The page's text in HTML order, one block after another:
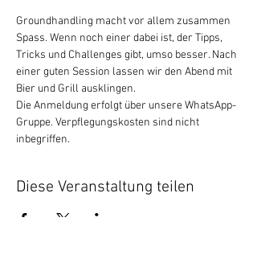
Groundhandling macht vor allem zusammen
Spass. Wenn noch einer dabei ist, der Tipps,
Tricks und Challenges gibt, umso besser. Nach
einer guten Session lassen wir den Abend mit
Bier und Grill ausklingen.
Die Anmeldung erfolgt über unsere WhatsApp-
Gruppe. Verpflegungskosten sind nicht
inbegriffen.
Diese Veranstaltung teilen